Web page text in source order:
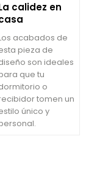
calidez en
acabados de
pieza de
son ideales
que tu
o
tomen un
único y